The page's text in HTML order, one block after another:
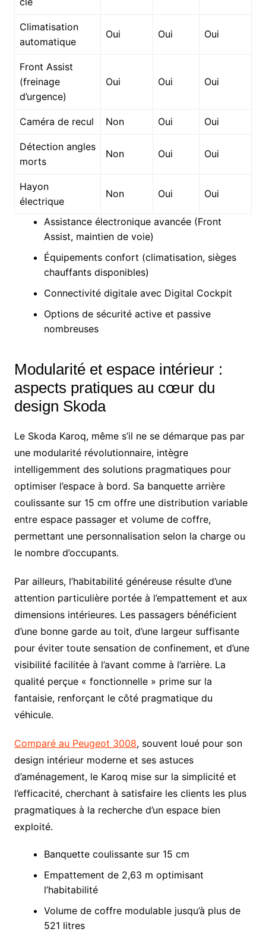
Climatisation
automatique
Oui Oui Oui
Front Assist
(freinage
d’urgence)
Oui Oui Oui
Caméra de recul Non Oui Oui
Détection angles
morts
Non Oui Oui
Hayon
électrique
Non Oui Oui
Assistance électronique avancée (Front
Assist, maintien de voie)
Équipements confort (climatisation, sièges
chauffants disponibles)
Connectivité digitale avec Digital Cockpit
Options de sécurité active et passive
nombreuses
Modularité et espace intérieur :
aspects pratiques au cœur du
design Skoda
Le Skoda Karoq, même s’il ne se démarque pas par
une modularité révolutionnaire, intègre
intelligemment des solutions pragmatiques pour
optimiser l’espace à bord. Sa banquette arrière
coulissante sur 15 cm offre une distribution variable
entre espace passager et volume de coffre,
permettant une personnalisation selon la charge ou
le nombre d’occupants.
Par ailleurs, l’habitabilité généreuse résulte d’une
attention particulière portée à l’empattement et aux
dimensions intérieures. Les passagers bénéficient
d’une bonne garde au toit, d’une largeur suffisante
pour éviter toute sensation de confinement, et d’une
visibilité facilitée à l’avant comme à l’arrière. La
qualité perçue « fonctionnelle » prime sur la
fantaisie, renforçant le côté pragmatique du
véhicule.
Comparé au Peugeot 3008, souvent loué pour son
design intérieur moderne et ses astuces
d’aménagement, le Karoq mise sur la simplicité et
l’efficacité, cherchant à satisfaire les clients les plus
pragmatiques à la recherche d’un espace bien
exploité.
Banquette coulissante sur 15 cm
Empattement de 2,63 m optimisant
l’habitabilité
Volume de coffre modulable jusqu’à plus de
521 litres